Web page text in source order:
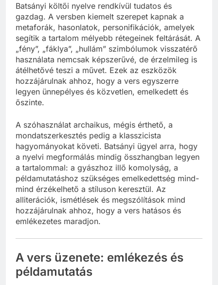
Batsányi költői nyelve rendkívül tudatos és
gazdag. A versben kiemelt szerepet kapnak a
metaforák, hasonlatok, personifikációk, amelyek
segítik a tartalom mélyebb rétegeinek feltárását. A
„fény”, „fáklya”, „hullám” szimbólumok visszatérő
használata nemcsak képszerűvé, de érzelmileg is
átélhetővé teszi a művet. Ezek az eszközök
hozzájárulnak ahhoz, hogy a vers egyszerre
legyen ünnepélyes és közvetlen, emelkedett és
őszinte.
A szóhasználat archaikus, mégis érthető, a
mondatszerkesztés pedig a klasszicista
hagyományokat követi. Batsányi ügyel arra, hogy
a nyelvi megformálás mindig összhangban legyen
a tartalommal: a gyászhoz illő komolyság, a
példamutatáshoz szükséges emelkedettség mind-
mind érzékelhető a stíluson keresztül. Az
alliterációk, ismétlések és megszólítások mind
hozzájárulnak ahhoz, hogy a vers hatásos és
emlékezetes maradjon.
A vers üzenete: emlékezés és
példamutatás